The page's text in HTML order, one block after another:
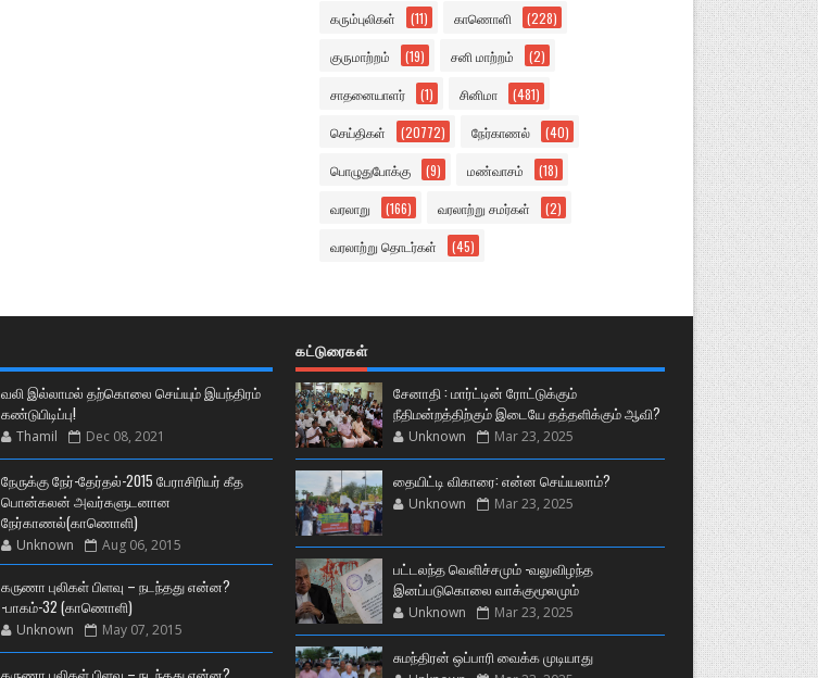
கரும்புலிகள் (11) காணொளி (228)
குருமாற்றம் (19) சனி மாற்றம் (2)
சாதனையாளர் (1) சினிமா (481)
செய்திகள் (20772) நேர்காணல் (40)
பொழுதுபோக்கு (9) மண்வாசம் (18)
வரலாறு (166) வரலாற்று சமர்கள் (2)
வரலாற்று தொடர்கள் (45)
வலி இல்லாமல் தற்கொலை செய்யும் இயந்திரம்
கண்டுபிடிப்பு!
Thamil Dec 08, 2021
நேருக்கு நேர்-தேர்தல்-2015 பேராசிரியர் கீத
பொன்கலன் அவர்களுடனான
நேர்காணல்(காணொளி)
Unknown Aug 06, 2015
கருணா புலிகள் பிளவு – நடந்தது என்ன?
-பாகம்-32 (காணொளி)
Unknown May 07, 2015
கருணா புலிகள் பிளவு – நடந்தது என்ன?
கட்டுரைகள்
சேனாதி : மார்ட்டின் ரோட்டுக்கும்
நீதிமன்றத்திற்கும் இடையே தத்தளிக்கும் ஆவி?
Unknown Mar 23, 2025
தையிட்டி விகாரை: என்ன செய்யலாம்?
Unknown Mar 23, 2025
பட்டலந்த வெளிச்சமும் -வலுவிழந்த
இனப்படுகொலை வாக்குமூலமும்
Unknown Mar 23, 2025
சுமந்திரன் ஒப்பாரி வைக்க முடியாது